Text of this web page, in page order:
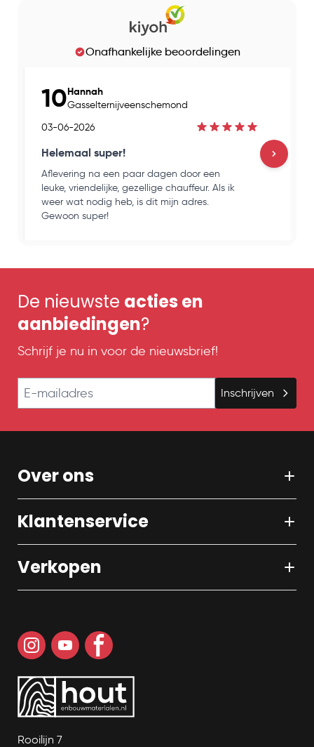
Onafhankelijke beoordelingen
10Hannah
Gasselternijveenschemond
03-06-2026
Helemaal super!
Aflevering na een paar dagen door een
leuke, vriendelijke, gezellige chauffeur. Als ik
weer wat nodig heb, is dit mijn adres.
Gewoon super!
De nieuwste acties en
aanbiedingen?
Schrijf je nu in voor de nieuwsbrief!
Inschrijven
Over ons
Klantenservice
Verkopen
Rooilijn 7